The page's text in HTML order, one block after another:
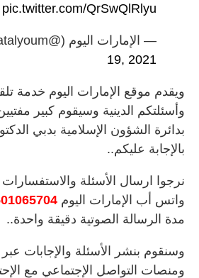
pic.twitter.com/QrSwQlRlyu
— الإمارات اليوم (@emaratalyoum)
19, 2021
ويقدم موقع الإمارات اليوم خدمة
وأسئلتكم الدينية وسيقوم كبير
بدائرة الشؤون الإسلامية بدبي
بالإجابة عليكم..
نرجوا ارسال الأسئلة
واتس أب الإمارات اليوم
مدة الرسالة الصوتية دقيقة واحدة..
وسنقوم بنشر الأسئلة والإجابات
ومنصات التواصل الإجتماعي مع